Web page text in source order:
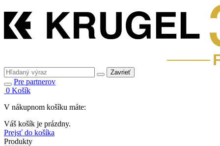
Zavrieť
Pre partnerov
0 Košík
V nákupnom košíku máte:
Váš košík je prázdny.
Prejsť do košíka
Produkty